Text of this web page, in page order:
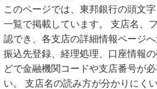
このページでは、東邦銀行の頭文
一覧で掲載しています。 支店名、
認でき、各支店の詳細情報ページへ
振込先登録、経理処理、口座情報
どで金融機関コードや支店番号が
い。 支店名の読み方が分かりにく